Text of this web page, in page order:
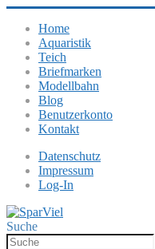
Home
Aquaristik
Teich
Briefmarken
Modellbahn
Blog
Benutzerkonto
Kontakt
Datenschutz
Impressum
Log-In
Suche